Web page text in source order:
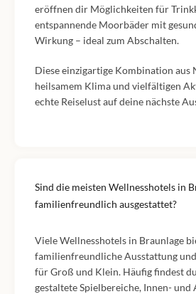
eröffnen dir Möglichkeiten für
entspannende Moorbäder mit
Wirkung – ideal zum Abschalten.
Diese einzigartige Kombination aus
heilsamem Klima und vielfältigen
echte Reiselust auf deine nächste
Sind die meisten Wellnesshotels in
familienfreundlich ausgestattet?
Viele Wellnesshotels in Braunlage
familienfreundliche Ausstattung
für Groß und Klein. Häufig findest
gestaltete Spielbereiche, Innen-